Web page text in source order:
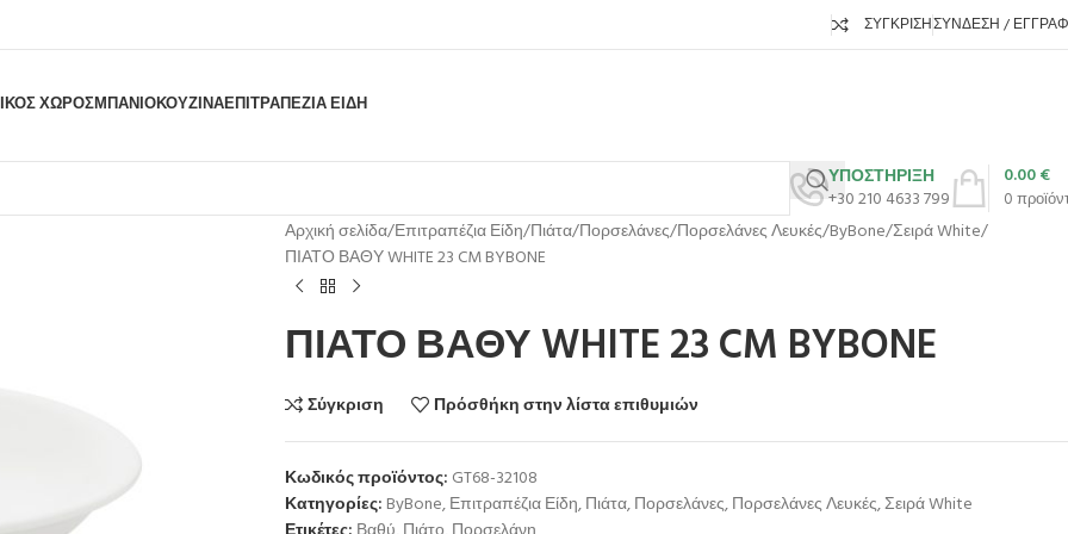
ΣΎΓΚΡΙΣΗΣΎΝΔΕΣΗ /
ΧΩΡΟΣΜΠΆΝΙΟΚΟΥΖΊΝΑΕΠΙΤΡΑΠΈΖΙΑ ΕΊΔΗ
ΥΠΟΣΤΗΡΙΞΗ
+30 210 4633 799
0
0.00€
Αρχική σελίδα Επιτραπέζια Είδη Πιάτα Πορσελάνες Πορσελάνες Λευκές ByBone Σειρά White
ΠΙΑΤΟ ΒΑΘΥ WHITE 23 CM BYBONE
ΠΙΑΤΟ ΒΑΘΥ WHITE 23 CM BYBONE
Σύγκριση Πρόσθήκη στην λίστα επιθυμιών
Κωδικός προϊόντος: GT68-32108
Κατηγορίες: ByBone,Επιτραπέζια Είδη,Πιάτα,Πορσελάνες,Πορσελάνες Λευκές,Σειρά White